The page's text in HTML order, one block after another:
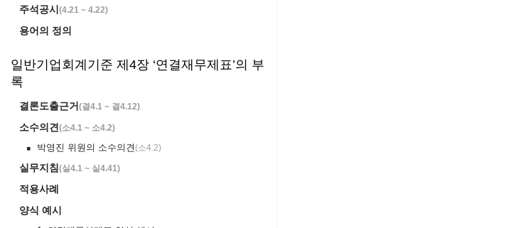
주석공시 (4.21 ~ 4.22)
용어의 정의
일반기업회계기준 제4장 ‘연결재무제표’의 부
록
결론도출근거 (결4.1 ~ 결4.12)
소수의견 (소4.1 ~ 소4.2)
￭ 박영진 위원의 소수의견 (소4.2)
실무지침(실4.1 ~ 실4.41)
적용사례
양식 예시